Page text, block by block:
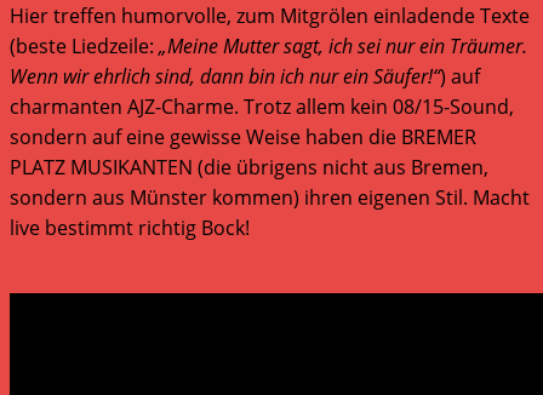
Hier treffen humorvolle, zum Mitgrölen einladende Texte
(beste Liedzeile: „Meine Mutter sagt, ich sei nur ein Träumer.
Wenn wir ehrlich sind, dann bin ich nur ein Säufer!“) auf
charmanten AJZ-Charme. Trotz allem kein 08/15-Sound,
sondern auf eine gewisse Weise haben die BREMER
PLATZ MUSIKANTEN (die übrigens nicht aus Bremen,
sondern aus Münster kommen) ihren eigenen Stil. Macht
live bestimmt richtig Bock!